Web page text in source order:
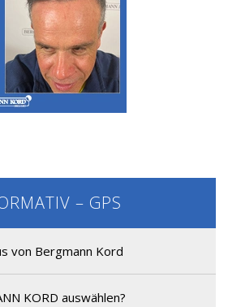
Haartransplantation
Haartransplantation
– GPS
von Bergmann Kord
KORD auswählen?